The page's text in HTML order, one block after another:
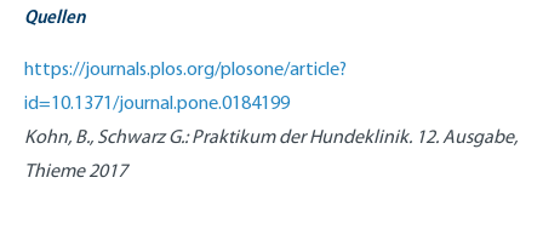
Quellen
https://journals.plos.org/plosone/article?
id=10.1371/journal.pone.0184199
Kohn, B., Schwarz G.: Praktikum der Hundeklinik. 12. Ausgabe,
Thieme 2017